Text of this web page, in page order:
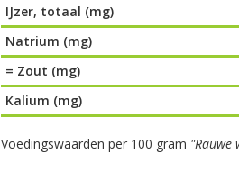
IJzer, totaal (mg)
Natrium (mg)
= Zout (mg)
Kalium (mg)
Voedingswaarden per 100 gram